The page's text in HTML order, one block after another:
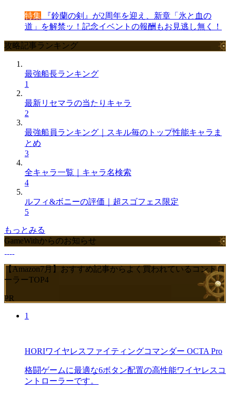
特集 『鈴蘭の剣』が2周年を迎え、新章「氷と血の
道」を解禁ッ！記念イベントの報酬もお見逃し無く！
攻略記事ランキング
最強船長ランキング
1
最新リセマラの当たりキャラ
2
最強船員ランキング｜スキル毎のトップ性能キャラま
とめ
3
全キャラ一覧｜キャラ名検索
4
ルフィ&ボニーの評価｜超スゴフェス限定
5
もっとみる
GameWithからのお知らせ
【Amazon7月】おすすめ記事からよく買われているコントロ
ーラーTOP4
PR
1
HORIワイヤレスファイティングコマンダー OCTA Pro
格闘ゲームに最適な6ボタン配置の高性能ワイヤレスコ
ントローラーです。